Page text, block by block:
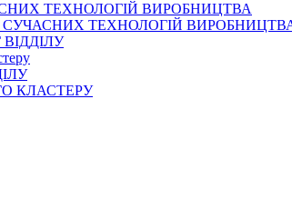
ТЕХНОЛОГІЙ ВИРОБНИЦТВА
СУЧАСНИХ ТЕХНОЛОГІЙ
КЛАСТЕРУ